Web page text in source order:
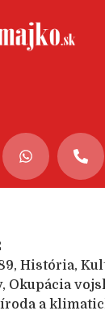
, História,
, Okupácia
a